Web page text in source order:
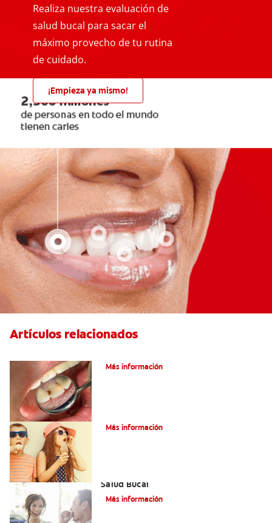
Realiza nuestra evaluación de
salud bucal para sacar el
máximo provecho de tu rutina
de cuidado.
¡Empieza ya mismo!
Artículos relacionados
Más información
Más información
Salud Bucal
Más información